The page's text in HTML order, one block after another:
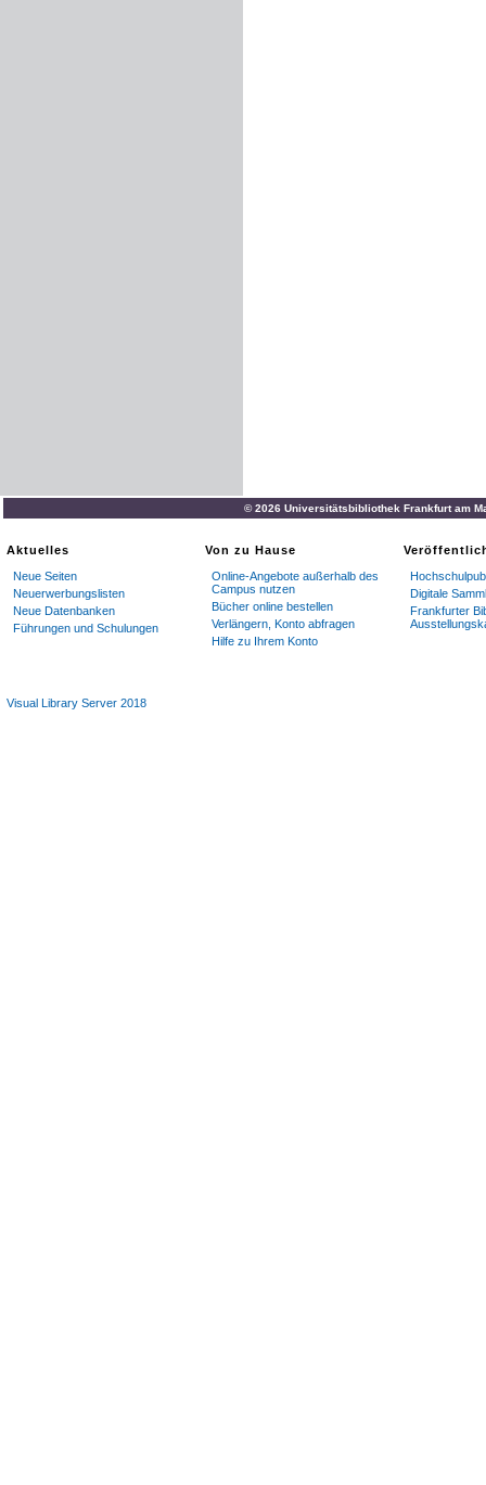
© 2026 Universitätsbibliothek Frankfurt am
Aktuelles
Neue Seiten
Neuerwerbungslisten
Neue Datenbanken
Führungen und Schulungen
Von zu Hause
Online-Angebote außerhalb des
Campus nutzen
Bücher online bestellen
Verlängern, Konto abfragen
Hilfe zu Ihrem Konto
Digitale
Frankfurter
Visual Library Server 2018